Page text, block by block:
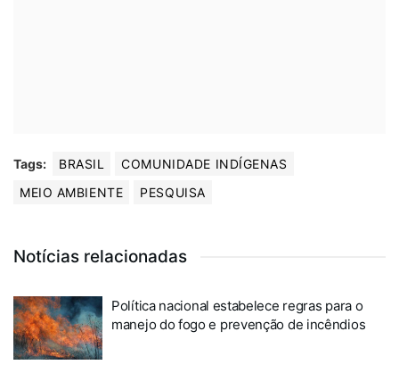
Tags: BRASIL
COMUNIDADE INDÍGENAS
MEIO AMBIENTE
PESQUISA
Notícias relacionadas
Política nacional estabelece regras para o
manejo do fogo e prevenção de incêndios